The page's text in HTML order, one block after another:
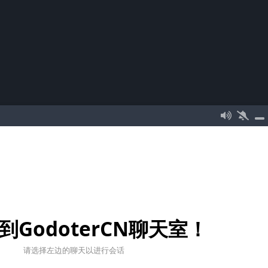
GodoterCN聊天室！
请选择左边的聊天以进行会话